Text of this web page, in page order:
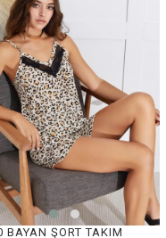
BAYAN ŞORT TAKIM